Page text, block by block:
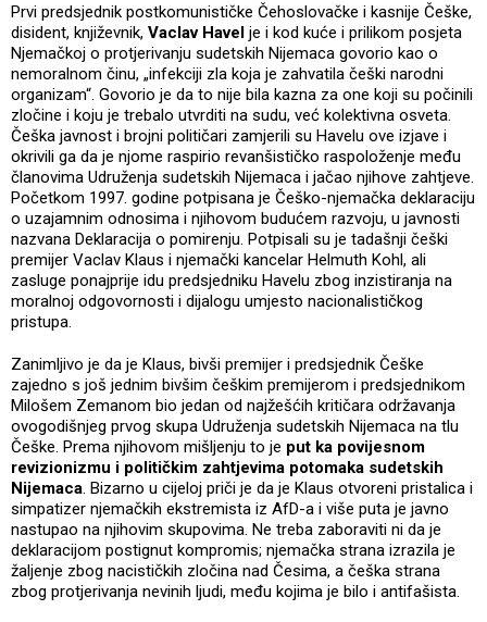
Prvi predsjednik postkomunističke Čehoslovačke i kasnije Češke,
disident, književnik, Vaclav Havel je i kod kuće i prilikom posjeta
Njemačkoj o protjerivanju sudetskih Nijemaca govorio kao o
nemoralnom činu, „infekciji zla koja je zahvatila češki narodni
organizam“. Govorio je da to nije bila kazna za one koji su počinili
zločine i koju je trebalo utvrditi na sudu, već kolektivna osveta.
Češka javnost i brojni političari zamjerili su Havelu ove izjave i
okrivili ga da je njome raspirio revanšističko raspoloženje među
članovima Udruženja sudetskih Nijemaca i jačao njihove zahtjeve.
Početkom 1997. godine potpisana je Češko-njemačka deklaraciju
o uzajamnim odnosima i njihovom budućem razvoju, u javnosti
nazvana Deklaracija o pomirenju. Potpisali su je tadašnji češki
premijer Vaclav Klaus i njemački kancelar Helmuth Kohl, ali
zasluge ponajprije idu predsjedniku Havelu zbog inzistiranja na
moralnoj odgovornosti i dijalogu umjesto nacionalističkog
pristupa.
Zanimljivo je da je Klaus, bivši premijer i predsjednik Češke
zajedno s još jednim bivšim češkim premijerom i predsjednikom
Milošem Zemanom bio jedan od najžešćih kritičara održavanja
ovogodišnjeg prvog skupa Udruženja sudetskih Nijemaca na tlu
Češke. Prema njihovom mišljenju to je put ka povijesnom
revizionizmu i političkim zahtjevima potomaka sudetskih
Nijemaca. Bizarno u cijeloj priči je da je Klaus otvoreni pristalica i
simpatizer njemačkih ekstremista iz AfD-a i više puta je javno
nastupao na njihovim skupovima. Ne treba zaboraviti ni da je
deklaracijom postignut kompromis; njemačka strana izrazila je
žaljenje zbog nacističkih zločina nad Česima, a češka strana
zbog protjerivanja nevinih ljudi, među kojima je bilo i antifašista.